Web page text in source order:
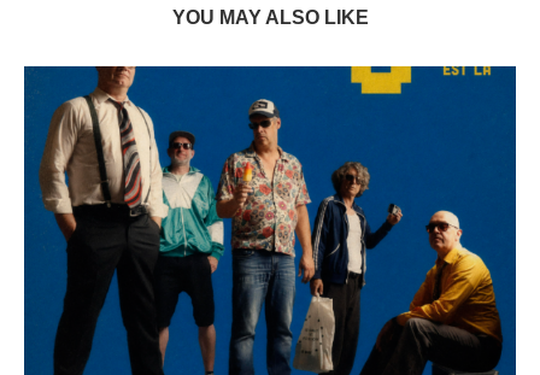
YOU MAY ALSO LIKE